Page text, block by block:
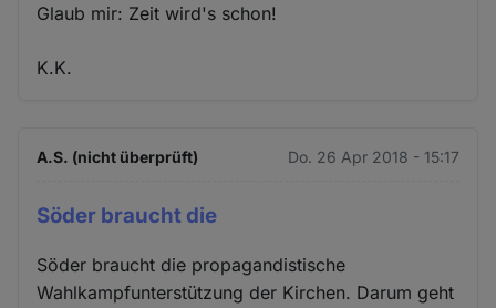
Glaub mir: Zeit wird's schon!
K.K.
A.S. (nicht überprüft) Do. 26 Apr 2018 - 15:17
Söder braucht die
Söder braucht die propagandistische
Wahlkampfunterstützung der Kirchen. Darum geht